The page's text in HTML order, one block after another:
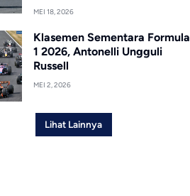
MEI 18, 2026
Klasemen Sementara Formula
1 2026, Antonelli Ungguli
Russell
MEI 2, 2026
Lihat Lainnya